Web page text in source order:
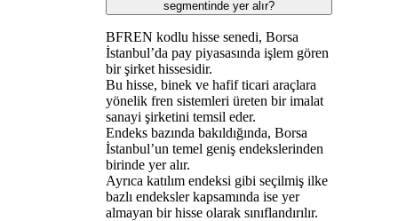
segmentinde yer alır?
BFREN kodlu hisse senedi, Borsa
İstanbul’da pay piyasasında işlem gören
bir şirket hissesidir.
Bu hisse, binek ve hafif ticari araçlara
yönelik fren sistemleri üreten bir imalat
sanayi şirketini temsil eder.
Endeks bazında bakıldığında, Borsa
İstanbul’un temel geniş endekslerinden
birinde yer alır.
Ayrıca katılım endeksi gibi seçilmiş ilke
bazlı endeksler kapsamında ise yer
almayan bir hisse olarak sınıflandırılır.